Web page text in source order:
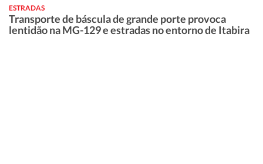
ESTRADAS
Transporte de báscula de grande porte provoca
lentidão na MG-129 e estradas no entorno de Itabira